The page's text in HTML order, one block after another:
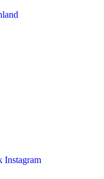
Instagram